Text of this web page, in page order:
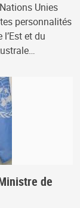
Unies
personnalités
et du
de